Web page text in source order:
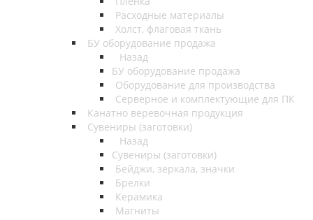
Расходные материалы
Холст, флаговая ткань
БУ оборудование продажа
Назад
БУ оборудование продажа
Оборудование для производства
Серверное и комплектующие для ПК
Канатно веревочная продукция
Сувениры (заготовки)
Назад
Сувениры (заготовки)
Бейджи, зеркала, значки
Брелки
Керамика
Магниты